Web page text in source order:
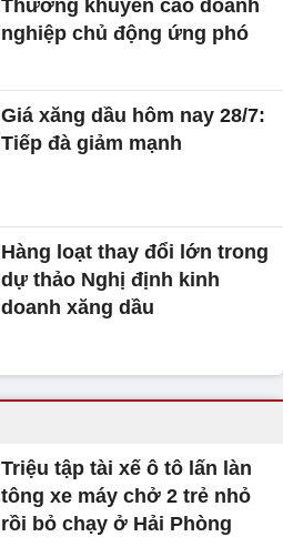
Thương khuyến cáo doanh
nghiệp chủ động ứng phó
Giá xăng dầu hôm nay 28/7:
Tiếp đà giảm mạnh
Hàng loạt thay đổi lớn trong
dự thảo Nghị định kinh
doanh xăng dầu
Triệu tập tài xế ô tô lấn làn
tông xe máy chở 2 trẻ nhỏ
rồi bỏ chạy ở Hải Phòng